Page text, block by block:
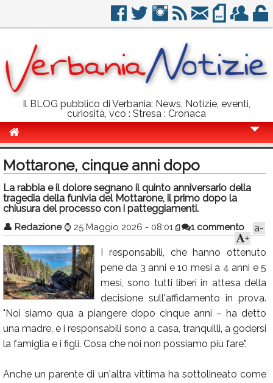
Il BLOG pubblico di Verbania: News, Notizie, eventi,
curiosità, vco : Stresa : Cronaca
Politica
Sport
Eventi
Info Utili
Rubriche
Calendario
Annunci
Mottarone, cinque anni dopo
La rabbia e il dolore segnano il quinto anniversario della
tragedia della funivia del Mottarone, il primo dopo la
chiusura del processo con i patteggiamenti.
👤 Redazione ⌚ 25 Maggio 2026 - 08:01 1 commento
a-
+
I responsabili, che hanno ottenuto
pene da 3 anni e 10 mesi a 4 anni e 5
mesi, sono tutti liberi in attesa della
decisione sull'affidamento in prova.
"Noi siamo qua a piangere dopo cinque anni – ha detto
una madre, e i responsabili sono a casa, tranquilli, a godersi
la famiglia e i figli. Cosa che noi non possiamo più fare".
Anche un parente di un'altra vittima ha sottolineato come